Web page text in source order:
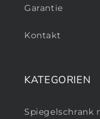
Garantie
Kontakt
KATEGORIEN
Spiegelschrank